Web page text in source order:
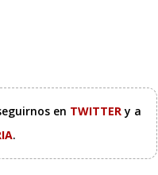
en TWITTERy a
.